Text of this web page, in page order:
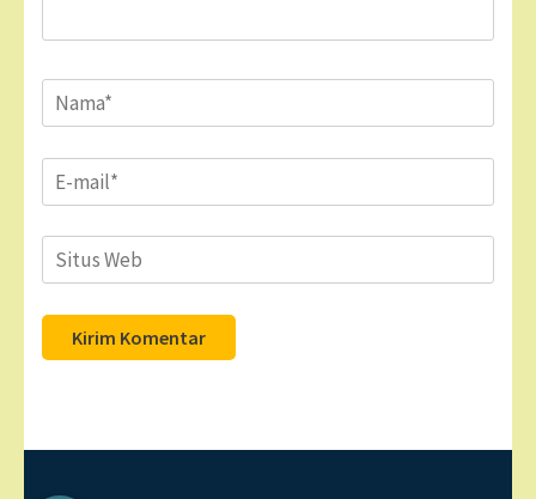
Name*
Email*
Situs
Web